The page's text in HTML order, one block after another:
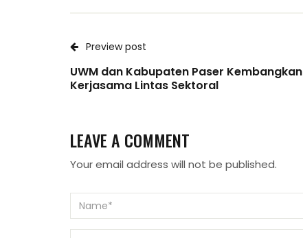
Preview post
UWM dan Kabupaten Paser Kembangkan
Kerjasama Lintas Sektoral
LEAVE A COMMENT
Your email address will not be published.